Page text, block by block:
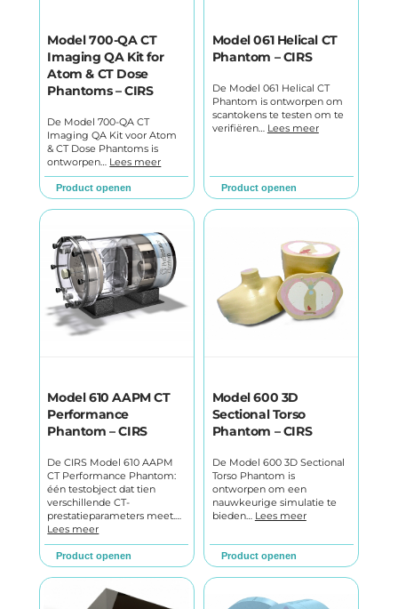
Model 700-QA CT
Imaging QA Kit for
Atom & CT Dose
Phantoms – CIRS
De Model 700-QA CT
Imaging QA Kit voor Atom
& CT Dose Phantoms is
ontworpen… Lees meer
Product openen
Model 061 Helical CT
Phantom – CIRS
De Model 061 Helical CT
Phantom is ontworpen om
scantokens te testen om te
verifiëren… Lees meer
Product openen
Model 610 AAPM CT
Performance
Phantom – CIRS
De CIRS Model 610 AAPM
CT Performance Phantom:
één testobject dat tien
verschillende CT-
prestatieparameters meet.…
Lees meer
Product openen
Model 600 3D
Sectional Torso
Phantom – CIRS
De Model 600 3D Sectional
Torso Phantom is
ontworpen om een
nauwkeurige simulatie te
bieden… Lees meer
Product openen